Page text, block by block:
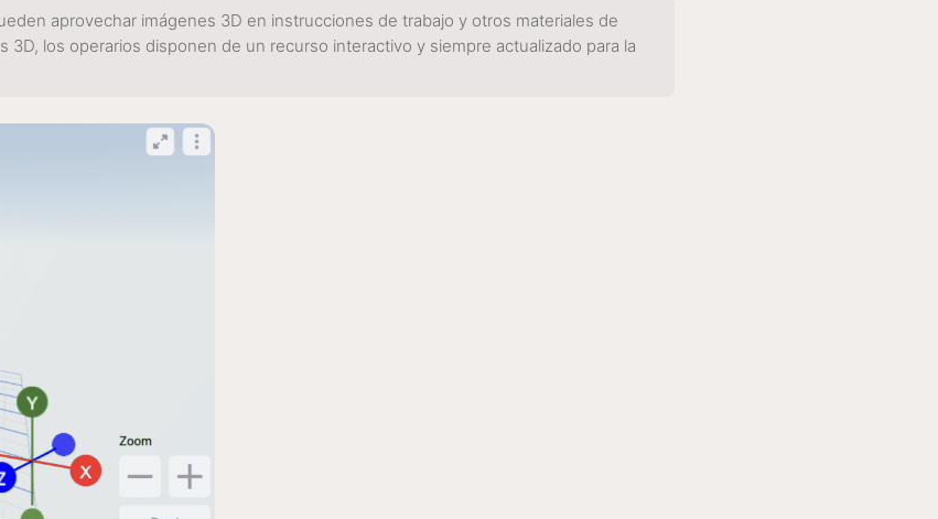
aprovechar imágenes 3D en instrucciones de trabajo y otros materiales de
3D, los operarios disponen de un recurso interactivo y siempre actualizado para la